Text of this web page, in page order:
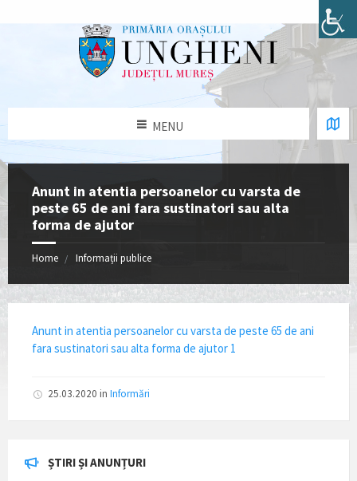
MENU
Anunt in atentia persoanelor cu varsta de
peste 65 de ani fara sustinatori sau alta
forma de ajutor
Home Informații publice
Anunt in atentia persoanelor cu varsta de peste 65 de ani
fara sustinatori sau alta forma de ajutor 1
25.03.2020 in Informări
ȘTIRI ȘI ANUNȚURI